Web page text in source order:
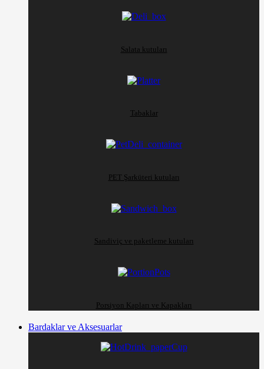
Salata kutuları
Tabaklar
PET Şarküteri kutuları
Sandiviç ve paketleme kutuları
Porsiyon Kapları ve Kapakları
Bardaklar ve Aksesuarlar